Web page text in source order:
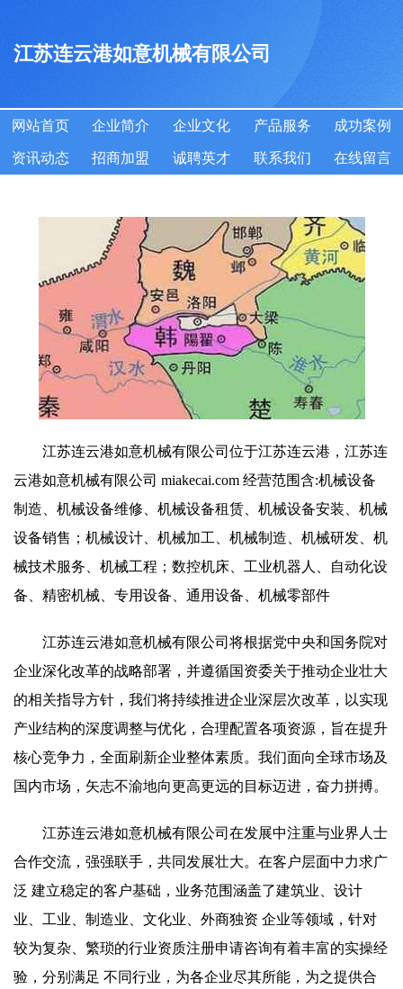
江苏连云港如意机械有限公司
网站首页 企业简介 企业文化 产品服务 成功案例
资讯动态 招商加盟 诚聘英才 联系我们 在线留言
江苏连云港如意机械有限公司位于江苏连云港，江苏连
云港如意机械有限公司 miakecai.com 经营范围含:机械设备
制造、机械设备维修、机械设备租赁、机械设备安装、机械
设备销售；机械设计、机械加工、机械制造、机械研发、机
械技术服务、机械工程；数控机床、工业机器人、自动化设
备、精密机械、专用设备、通用设备、机械零部件
江苏连云港如意机械有限公司将根据党中央和国务院对
企业深化改革的战略部署，并遵循国资委关于推动企业壮大
的相关指导方针，我们将持续推进企业深层次改革，以实现
产业结构的深度调整与优化，合理配置各项资源，旨在提升
核心竞争力，全面刷新企业整体素质。我们面向全球市场及
国内市场，矢志不渝地向更高更远的目标迈进，奋力拼搏。
江苏连云港如意机械有限公司在发展中注重与业界人士
合作交流，强强联手，共同发展壮大。在客户层面中力求广
泛 建立稳定的客户基础，业务范围涵盖了建筑业、设计
业、工业、制造业、文化业、外商独资 企业等领域，针对
较为复杂、繁琐的行业资质注册申请咨询有着丰富的实操经
验，分别满足 不同行业，为各企业尽其所能，为之提供合